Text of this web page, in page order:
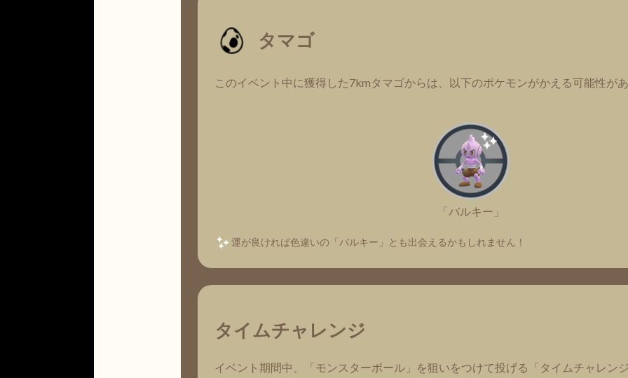
タマゴ
このイベント中に獲得した7kmタマゴからは、以下のポケモンがかえる可能性が
「バルキー」
運が良ければ色違いの「バルキー」とも出会えるかもしれません！
タイムチャレンジ
イベント期間中、「モンスターボール」を狙いをつけて投げる「タイムチャレン